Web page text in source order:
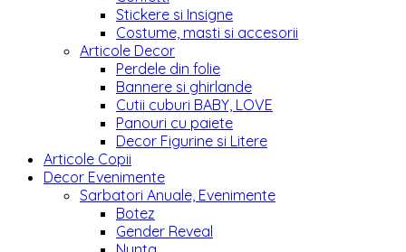
Stickere si Insigne
Costume, masti si accesorii
Articole Decor
Perdele din folie
Bannere si ghirlande
Cutii cuburi BABY, LOVE
Panouri cu paiete
Decor Figurine si Litere
Articole Copii
Decor Evenimente
Sarbatori Anuale, Evenimente
Botez
Gender Reveal